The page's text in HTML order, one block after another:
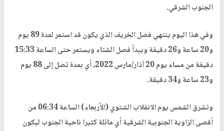
الجنوب الشرقي.
وفي هذا اليوم ينتهي فصل الخريف الذي يكون قد استمر لمدة 89 يوم
و20 ساعة و26 دقيقة ويبدأ فصل الشتاء ويستمر حتى الساعة 15:33
دقيقة من مساء يوم 20 آذار/مارس 2022، أي بمدة تصل إلى 88 يوم
و23 ساعة و34 دقيقة.
وتشرق الشمس يوم الانقلاب الشتوي (الأربعاء) الساعة 06:34 من
أقصى الزاوية الجنوبية الشرقية أي مائلة كثيرا ناحية الجنوب ليكون